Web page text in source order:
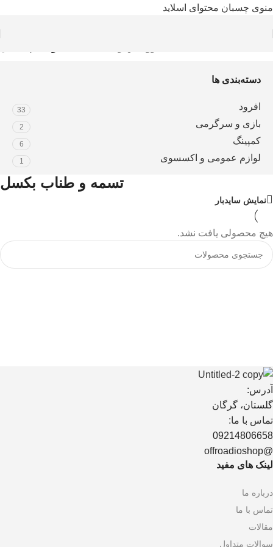
منوی چسبان محتوای اسلاید
دسته‌بندی ها
افرود 33
بازی و سرگرمی 2
کمپینگ 6
لوازم عمومی و اکسسوی 1
تسمه و طناب بکسل
نمایش سایدبار
هیچ محصولی یافت نشد.
آدرس:
گلستان، گرگان
تماس با ما:
09214806658
@offroadioshop
لینک های مفید
درباره ما
تماس با ما
مقالات
سوالات متداول